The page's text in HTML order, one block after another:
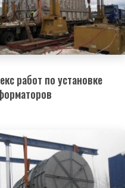
работ по установке